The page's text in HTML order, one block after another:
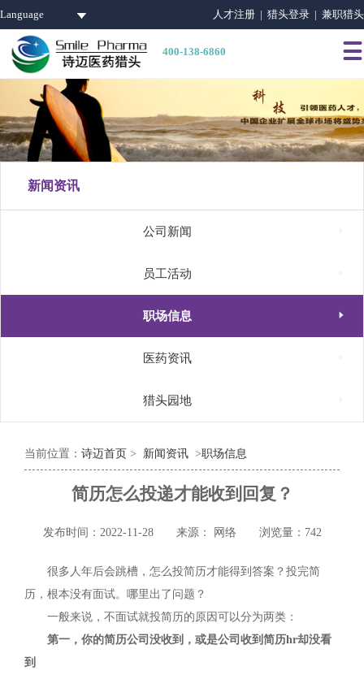
Language 人才注册 | 猎头登录 | 兼职猎头
400-138-6860 
新闻资讯
公司新闻
员工活动
职场信息 
医药资讯
猎头园地
当前位置： 诗迈首页 > 新闻资讯 >职场信息
简历怎么投递才能收到回复？
发布时间：2022-11-28 来源： 网络 浏览量：742
很多人年后会跳槽，怎么投简历才能得到答案？投完简
历，根本没有面试。哪里出了问题？
一般来说，不面试就投简历的原因可以分为两类：
第一，你的简历公司没收到，或是公司收到简历hr却没看
到